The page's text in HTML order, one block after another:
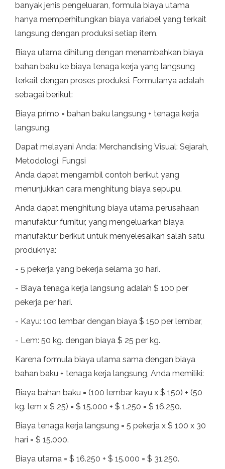
banyak jenis pengeluaran, formula biaya utama
hanya memperhitungkan biaya variabel yang terkait
langsung dengan produksi setiap item.
Biaya utama dihitung dengan menambahkan biaya
bahan baku ke biaya tenaga kerja yang langsung
terkait dengan proses produksi. Formulanya adalah
sebagai berikut:
Biaya primo = bahan baku langsung + tenaga kerja
langsung.
Dapat melayani Anda: Merchandising Visual: Sejarah,
Metodologi, Fungsi
Anda dapat mengambil contoh berikut yang
menunjukkan cara menghitung biaya sepupu.
Anda dapat menghitung biaya utama perusahaan
manufaktur furnitur, yang mengeluarkan biaya
manufaktur berikut untuk menyelesaikan salah satu
produknya:
- 5 pekerja yang bekerja selama 30 hari.
- Biaya tenaga kerja langsung adalah $ 100 per
pekerja per hari.
- Kayu: 100 lembar dengan biaya $ 150 per lembar,
- Lem: 50 kg. dengan biaya $ 25 per kg.
Karena formula biaya utama sama dengan biaya
bahan baku + tenaga kerja langsung, Anda memiliki:
Biaya bahan baku = (100 lembar kayu x $ 150) + (50
kg. lem x $ 25) = $ 15.000 + $ 1.250 = $ 16.250.
Biaya tenaga kerja langsung = 5 pekerja x $ 100 x 30
hari = $ 15.000.
Biaya utama = $ 16.250 + $ 15.000 = $ 31.250.